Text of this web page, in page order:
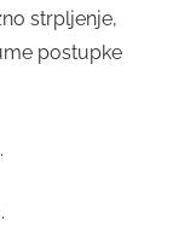
strpljenje,
postupke